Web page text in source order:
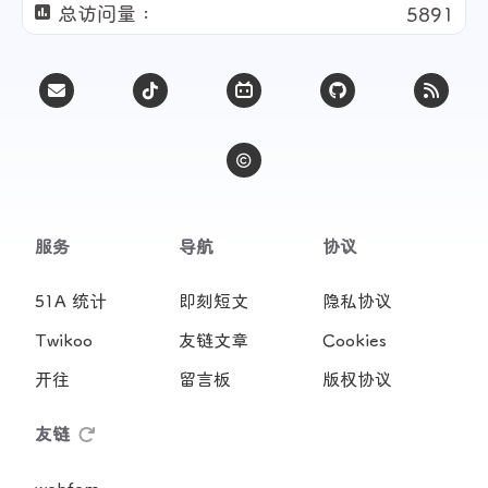
总访问量 : 5891
服务
51A 统计
Twikoo
开往
导航
即刻短文
友链文章
留言板
协议
隐私协议
Cookies
版权协议
友链